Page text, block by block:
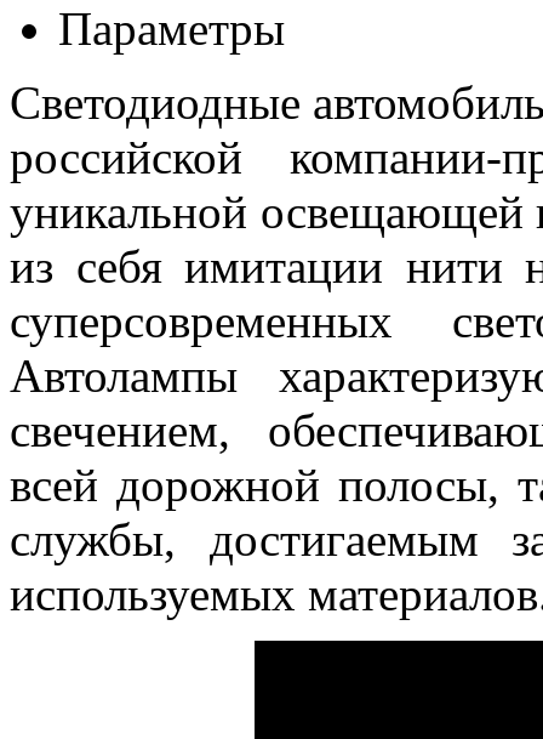
Параметры
Светодиодные
российской компании-
уникальной освещающей
из себя имитации нити
суперсовременных
Автолампы
свечением,
всей дорожной полосы,
службы, достигаемым
используемых